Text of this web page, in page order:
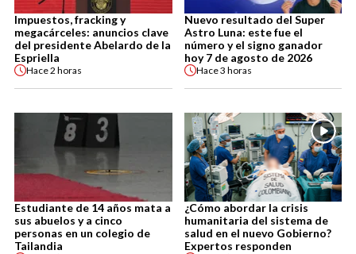
Impuestos, fracking y
megacárceles: anuncios clave
del presidente Abelardo de la
Espriella
Hace2 horas
Nuevo resultado del Super
Astro Luna: este fue el
número y el signo ganador
hoy 7 de agosto de 2026
Hace3 horas
Estudiante de 14 años mata a
sus abuelos y a cinco
personas en un colegio de
Tailandia
¿Cómo abordar la crisis
humanitaria del sistema de
salud en el nuevo Gobierno?
Expertos responden